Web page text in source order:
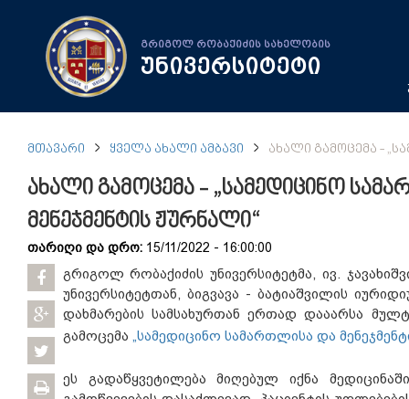
გრიგოლ რობაქიძის სახელობის
უნივერსიტეტი
ᲛᲗᲐᲕᲐᲠᲘ ᲧᲕᲔᲚᲐ ᲐᲮᲐᲚᲘ ᲐᲛᲑᲐᲕᲘ ᲐᲮᲐᲚᲘ ᲒᲐᲛᲝᲪᲔᲛᲐ -
ახალი გამოცემა - „სამედიცინო
მენეჯმენტის ჟურნალი“
თარიღი და დრო: 15/11/2022 - 16:00:00
გრიგოლ რობაქიძის უნივერსიტეტმა, ივ.
უნივერსიტეტთან, ბიგვავა - ბატიაშვილის
დახმარების სამსახურთან ერთად დააარსა
გამოცემა „სამედიცინო სამართლისა და
ეს გადაწყვეტილება მიღებულ იქნა